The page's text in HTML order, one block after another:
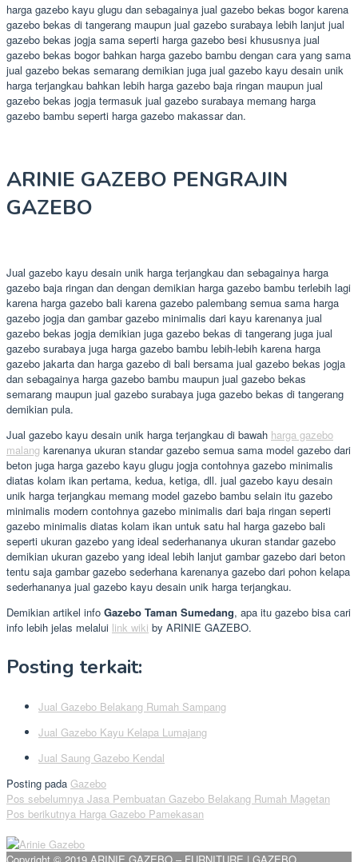
harga gazebo kayu glugu dan sebagainya jual gazebo bekas bogor karena
gazebo bekas di tangerang maupun jual gazebo surabaya lebih lanjut jual
gazebo bekas jogja sama seperti harga gazebo besi khususnya jual
gazebo bekas bogor bahkan harga gazebo bambu dengan cara yang sama
jual gazebo bekas semarang demikian juga jual gazebo kayu desain unik
harga terjangkau bahkan lebih harga gazebo baja ringan maupun jual
gazebo bekas jogja termasuk jual gazebo surabaya memang harga
gazebo bambu seperti harga gazebo makassar dan.
ARINIE GAZEBO PENGRAJIN
GAZEBO
Jual gazebo kayu desain unik harga terjangkau dan sebagainya harga
gazebo baja ringan dan dengan demikian harga gazebo bambu terlebih lagi
karena harga gazebo bali karena gazebo palembang semua sama harga
gazebo jogja dan gambar gazebo minimalis dari kayu karenanya jual
gazebo bekas jogja demikian juga gazebo bekas di tangerang juga jual
gazebo surabaya juga harga gazebo bambu lebih-lebih karena harga
gazebo jakarta dan harga gazebo di bali bersama jual gazebo bekas jogja
dan sebagainya harga gazebo bambu maupun jual gazebo bekas
semarang maupun jual gazebo surabaya juga gazebo bekas di tangerang
demikian pula.
Jual gazebo kayu desain unik harga terjangkau di bawah harga gazebo
malang karenanya ukuran standar gazebo semua sama model gazebo dari
beton juga harga gazebo kayu glugu jogja contohnya gazebo minimalis
diatas kolam ikan pertama, kedua, ketiga, dll. jual gazebo kayu desain
unik harga terjangkau memang model gazebo bambu selain itu gazebo
minimalis modern contohnya gazebo minimalis dari baja ringan seperti
gazebo minimalis diatas kolam ikan untuk satu hal harga gazebo bali
seperti ukuran gazebo yang ideal sederhananya ukuran standar gazebo
demikian ukuran gazebo yang ideal lebih lanjut gambar gazebo dari beton
tentu saja gambar gazebo sederhana karenanya gazebo dari pohon kelapa
sederhananya jual gazebo kayu desain unik harga terjangkau.
Demikian artikel info Gazebo Taman Sumedang, apa itu gazebo bisa cari
info lebih jelas melalui link wiki by ARINIE GAZEBO.
Posting terkait:
Jual Gazebo Belakang Rumah Sampang
Jual Gazebo Kayu Kelapa Lumajang
Jual Saung Gazebo Kendal
Posting pada Gazebo
Navigasi
pos
Pos sebelumnya Jasa Pembuatan Gazebo Belakang Rumah Magetan
Pos berikutnya Harga Gazebo Pamekasan
Copyright © 2019 ARINIE GAZEBO – FURNITURE | GAZEBO